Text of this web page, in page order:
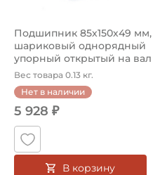
Подшипник 85х150х49 мм,
шариковый однорядный
упорный открытый на вал
85...
Вес товара 0.13 кг.
Нет в наличии
5 928 ₽
В корзину